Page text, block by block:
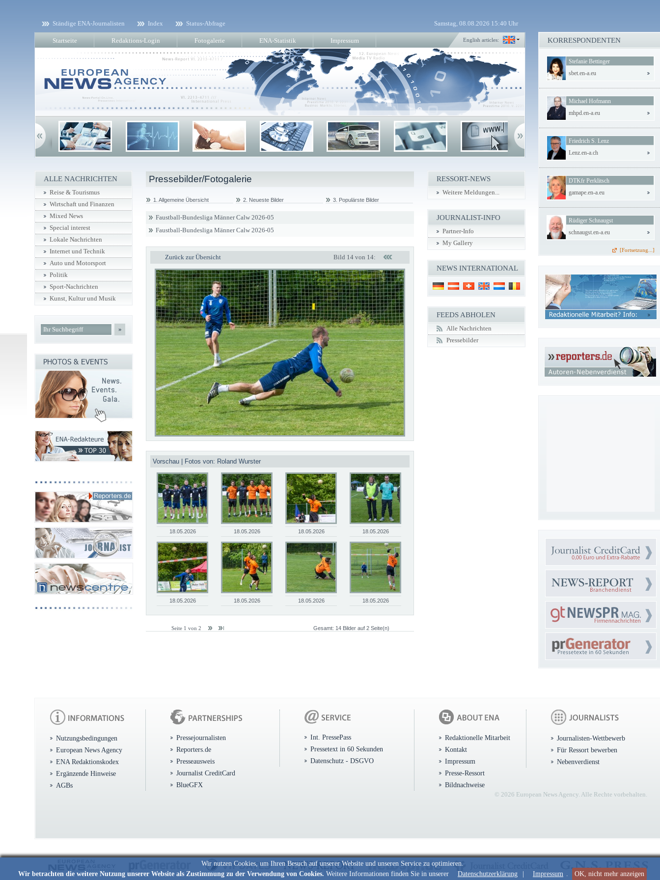
Wir nutzen Cookies, um Ihren Besuch auf unserer Website und unseren Service zu optimieren.
Wir betrachten die weitere Nutzung unserer Website als Zustimmung zu der Verwendung von Cookies. Weitere Informationen finden Sie in unserer Datenschutzerklärung Impressum . OK, nicht mehr anzeigen
Ständige ENA-Journalisten Index Status-Abfrage Samstag, 08.08.2026 15:40 Uhr
Startseite Redaktions-Login Fotogalerie ENA-Statistik Impressum English articles:
Pressebilder/Fotogalerie
1. Allgemeine Übersicht 2. Neueste Bilder 3. Populärste Bilder
Faustball-Bundesliga Männer Calw 2026-05
Faustball-Bundesliga Männer Calw 2026-05
Zurück zur Übersicht Bild 14 von 14:
Vorschau | Fotos von: Roland Wurster
18.05.2026 18.05.2026 18.05.2026 18.05.2026
18.05.2026 18.05.2026 18.05.2026 18.05.2026
Seite 1 von 2 Gesamt: 14 Bilder auf 2 Seite(n)
ALLE NACHRICHTEN
Reise & Tourismus
Wirtschaft und Finanzen
Mixed News
Special interest
Lokale Nachrichten
Internet und Technik
Auto und Motorsport
Politik
Sport-Nachrichten
Kunst, Kultur und Musik
»
RESSORT-NEWS
Weitere Meldungen...
JOURNALIST-INFO
Partner-Info
My Gallery
NEWS INTERNATIONAL
FEEDS ABHOLEN
Alle Nachrichten
Pressebilder
KORRESPONDENTEN
Stefanie Bettinger
sbet.en-a.eu
Michael Hofmann
mhpd.en-a.eu
Friedrich S. Lenz
Lenz.en-a.ch
DTKfr Perklitsch
gamape.en-a.eu
Rüdiger Schnaugst
schnaugst.en-a.eu
[Fortsetzung...]
Nutzungsbedingungen
European News Agency
ENA Redaktionskodex
Ergänzende Hinweise
AGBs
Pressejournalisten
Reporters.de
Presseausweis
Journalist CreditCard
BlueGFX
Int. PressePass
Pressetext in 60 Sekunden
Datenschutz - DSGVO
Redaktionelle Mitarbeit
Kontakt
Impressum
Presse-Ressort
Bildnachweise
Journalisten-Wettbewerb
Für Ressort bewerben
Nebenverdienst
© 2026 European News Agency. Alle Rechte vorbehalten.